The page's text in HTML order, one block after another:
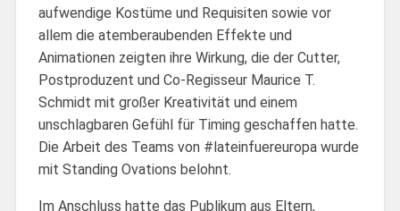
aufwendige Kostüme und Requisiten sowie vor
allem die atemberaubenden Effekte und
Animationen zeigten ihre Wirkung, die der Cutter,
Postproduzent und Co-Regisseur Maurice T.
Schmidt mit großer Kreativität und einem
unschlagbaren Gefühl für Timing geschaffen hatte.
Die Arbeit des Teams von #lateinfuereuropa wurde
mit Standing Ovations belohnt.
Im Anschluss hatte das Publikum aus Eltern,